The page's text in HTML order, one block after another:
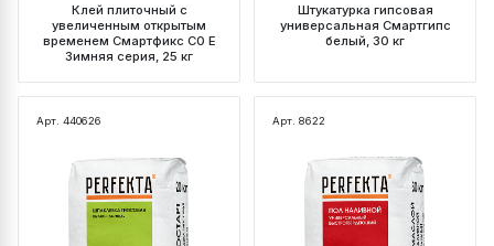
Клей плиточный с
увеличенным открытым
временем Смартфикс C0 E
Зимняя серия, 25 кг
Штукатурка гипсовая
универсальная Смартгипс
белый, 30 кг
Арт. 440626 Арт. 8622